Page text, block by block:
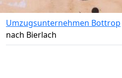
Umzugsunternehmen Bottrop
nach Bierlach